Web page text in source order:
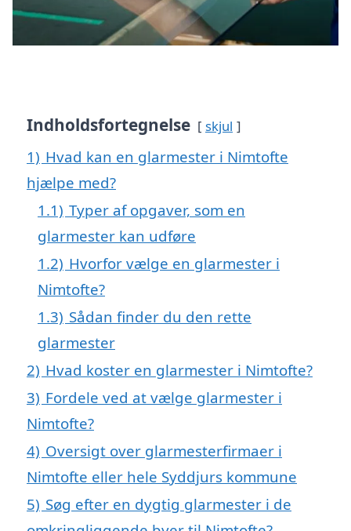
Indholdsfortegnelse skjul
1) Hvad kan en glarmester i Nimtofte
hjælpe med?
1.1) Typer af opgaver, som en
glarmester kan udføre
1.2) Hvorfor vælge en glarmester i
Nimtofte?
1.3) Sådan finder du den rette
glarmester
2) Hvad koster en glarmester i Nimtofte?
3) Fordele ved at vælge glarmester i
Nimtofte?
4) Oversigt over glarmesterfirmaer i
Nimtofte eller hele Syddjurs kommune
5) Søg efter en dygtig glarmester i de